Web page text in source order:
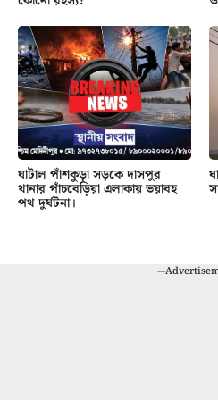
ঘাটাল পাঁশকুড়া সড়কে দাসপুর
থানার পাঁচবেড়িয়া এলাকায় ভয়াবহ
পথ দুর্ঘটনা।
---